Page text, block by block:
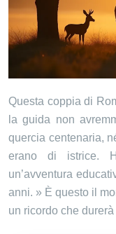
Questa coppia di
la guida non
quercia centenaria,
erano di istrice.
un’avventura
anni. » È questo il
un ricordo che